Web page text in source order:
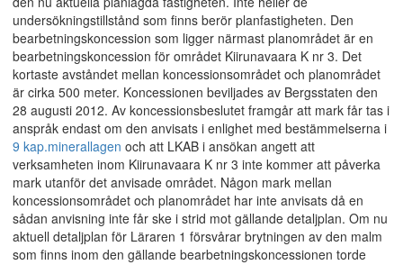
undersökningstillstånd som finns berör planfastigheten. Den
bearbetningskoncession som ligger närmast planområdet är en
bearbetningskoncession för området Kiirunavaara K nr 3. Det
kortaste avståndet mellan koncessionsområdet och planområdet
är cirka 500 meter. Koncessionen beviljades av Bergsstaten den
28 augusti 2012. Av koncessionsbeslutet framgår att mark får tas i
anspråk endast om den anvisats i enlighet med bestämmelserna i
9 kap.minerallagen och att LKAB i ansökan angett att
verksamheten inom Kiirunavaara K nr 3 inte kommer att påverka
mark utanför det anvisade området. Någon mark mellan
koncessionsområdet och planområdet har inte anvisats då en
sådan anvisning inte får ske i strid mot gällande detaljplan. Om nu
aktuell detaljplan för Läraren 1 försvårar brytningen av den malm
som finns inom den gällande bearbetningskoncessionen torde